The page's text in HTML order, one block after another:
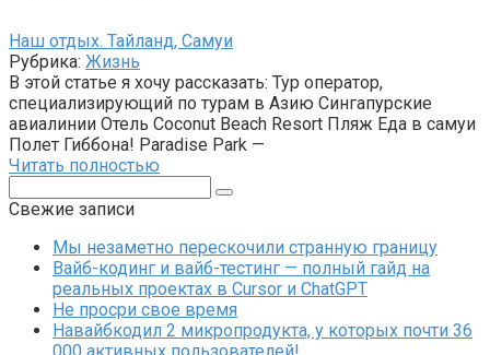
Наш отдых. Тайланд, Самуи
Рубрика: Жизнь
В этой статье я хочу рассказать: Тур оператор,
специализирующий по турам в Азию Сингапурские
авиалинии Отель Coconut Beach Resort Пляж Еда в самуи
Полет Гиббона! Paradise Park —
Читать полностью
Свежие записи
Мы незаметно перескочили странную границу
Вайб-кодинг и вайб-тестинг — полный гайд на
реальных проектах в Cursor и ChatGPT
Не просри свое время
Навайбкодил 2 микропродукта, у которых почти 36